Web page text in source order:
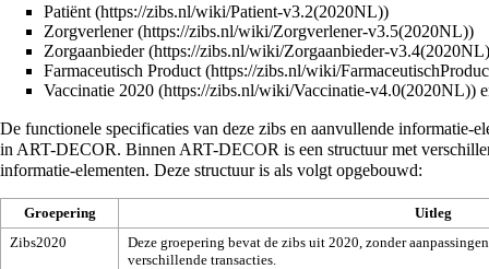
Patiënt
Zorgverlener
Zorgaanbieder
Farmaceutisch Product
Vaccinatie 2020
De functionele specificaties van deze zibs en aanvullende informatie-
in ART-DECOR. Binnen ART-DECOR is een structuur met
informatie-elementen. Deze structuur is als volgt opgebouwd:
Groepering
Uitleg
Zibs2020
Deze groepering bevat de zibs uit 2020, zonder
verschillende transacties.